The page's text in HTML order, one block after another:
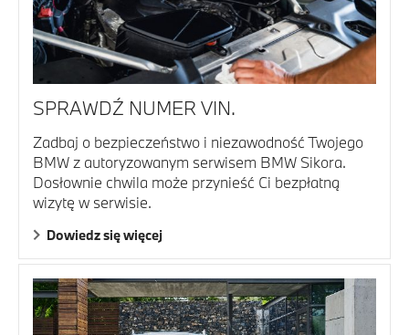
SPRAWDŹ NUMER VIN.
Zadbaj o bezpieczeństwo i niezawodność Twojego
BMW z autoryzowanym serwisem BMW Sikora.
Dosłownie chwila może przynieść Ci bezpłatną
wizytę w serwisie.
Dowiedz się więcej